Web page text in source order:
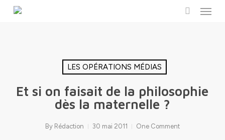
Menu
LES OPÉRATIONS MÉDIAS
Et si on faisait de la philosophie
dès la maternelle ?
By Rédaction 30 mai 2011 One Comment